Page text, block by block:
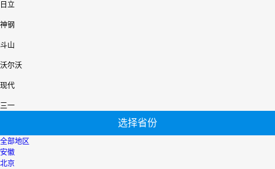
日立
神钢
斗山
沃尔沃
现代
三一
选择省份
全部地区
安徽
北京